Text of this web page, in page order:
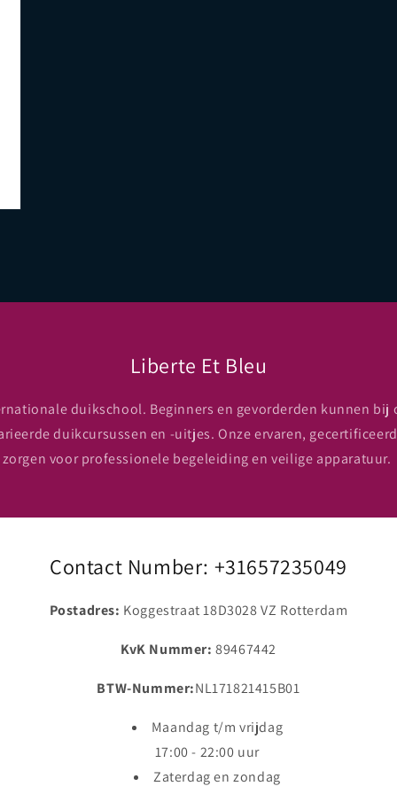
Liberte Et Bleu
duikschool. Beginners en gevorderden kunnen bij
duikcursussen en -uitjes. Onze ervaren,
zorgen voor professionele begeleiding en veilige apparatuur.
Contact Number: +31657235049
Postadres: Koggestraat 18D3028 VZ Rotterdam
KvK Nummer:89467442
BTW-Nummer:NL171821415B01
Maandag t/m vrijdag
17:00 - 22:00 uur
Zaterdag en zondag